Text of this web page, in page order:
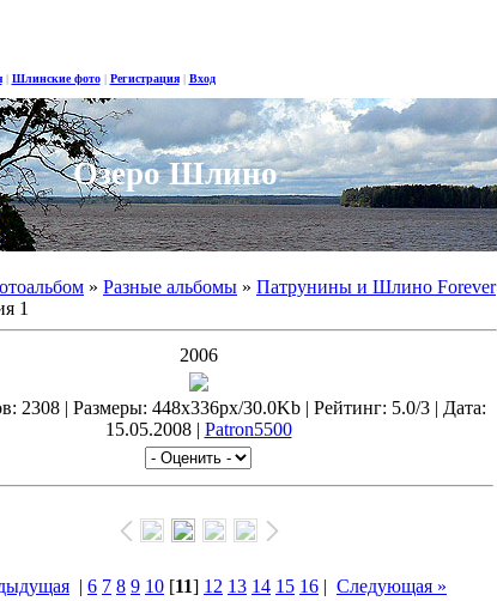
| Шлинские фото| Регистрация| Вход
Озеро Шлино
» Разные альбомы » Патрунины и Шлино Forever
1
2006
2308 | Размеры: 448x336px/30.0Kb | Рейтинг: 5.0/3 | Дата:
15.05.2008 | Patron5500
| 6 7 8 9 10 [11] 12 13 14 15 16 | Следующая »